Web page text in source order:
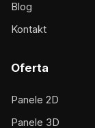
Blog
Kontakt
Oferta
Panele 2D
Panele 3D